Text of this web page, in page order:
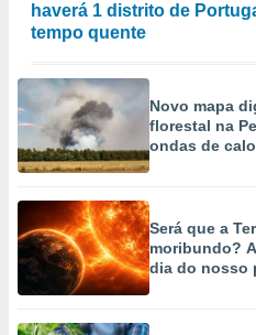
haverá 1 distrito de
tempo quente
Novo mapa
florestal na
ondas de
Será que a
moribundo?
dia do nosso